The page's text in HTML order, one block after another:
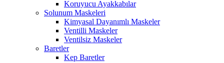
Koruyucu Ayakkabılar
Solunum Maskeleri
Kimyasal Dayanımlı Maskeler
Ventilli Maskeler
Ventilsiz Maskeler
Baretler
Kep Baretler